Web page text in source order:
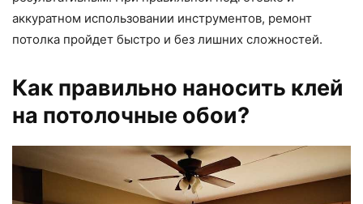
аккуратном использовании инструментов, ремонт
потолка пройдет быстро и без лишних сложностей.
Как правильно наносить клей
на потолочные обои?